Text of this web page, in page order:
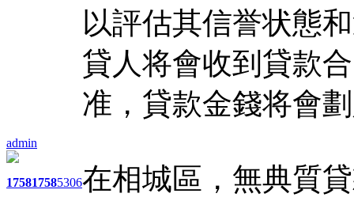
admin
175817585306
以評估其信誉状態
貸人将會收到貸款
准，貸款金錢将會
在相城區，無典質